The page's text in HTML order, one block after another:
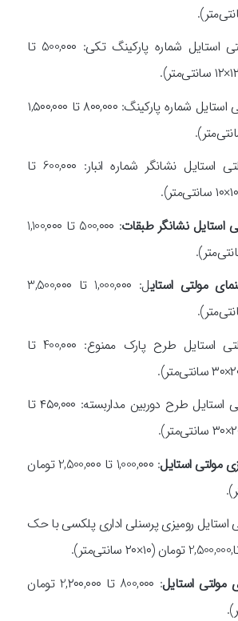
قیمت تابلو مولتی استایل شماره پارکینگ تکی: 500,۰۰۰ تا
قیمت تابلو مولتی استایل شماره پارکینگ: ۸۰۰,۰۰۰ تا ۱,۵۰۰,۰۰۰
قیمت تابلو مولتی استایل نشانگر شماره انبار: 600,۰۰۰ تا
استایل نشانگر طبقات
: 500,۰۰۰ تا 1,100,۰۰۰
مولتی استای
ل: 1,000,۰۰۰ تا 3,500,۰۰۰
قیمت تابلو مولتی استایل طرح پارک ممنوع: 400,۰۰۰ تا
قیمت تابلو مولتی استایل طرح دوربین مداربسته: ۴۵۰,۰۰۰ تا
مولتی استایل
: 1,000,۰۰۰ تا 2,500,۰۰۰ تومان
استایل رومیزی پرسنلی اداری پلکسی با حک
مولتی استایل
: 800,۰۰۰ تا 2,۲۰۰,۰۰۰ تومان